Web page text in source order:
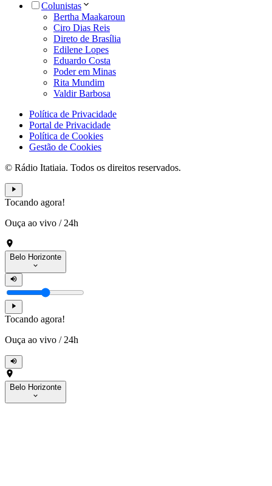
Colunistas
Bertha Maakaroun
Ciro Dias Reis
Direto de Brasília
Edilene Lopes
Eduardo Costa
Poder em Minas
Rita Mundim
Valdir Barbosa
Política de Privacidade
Portal de Privacidade
Política de Cookies
Gestão de Cookies
© Rádio Itatiaia. Todos os direitos reservados.
Tocando agora!
Ouça ao vivo / 24h
Belo Horizonte
Tocando agora!
Ouça ao vivo / 24h
Belo Horizonte